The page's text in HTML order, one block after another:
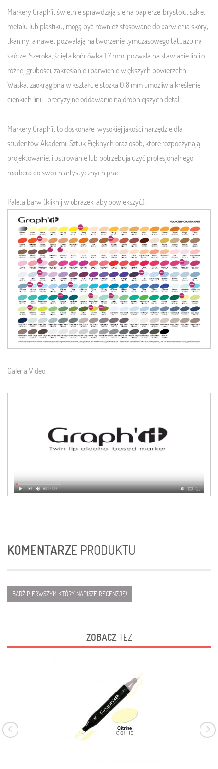
Markery Graph'it świetnie sprawdzają się na papierze, brystolu, szkle,
metalu lub plastiku, mogą być również stosowane do barwienia skóry,
tkaniny, a nawet pozwalają na tworzenie tymczasowego tatuażu na
skórze. Szeroka, ścięta końcówka 1,7 mm, pozwala na stawianie linii o
różnej grubości, zakreślanie i barwienie większych powierzchni.
Wąska, zaokrąglona w kształcie stożka 0,8 mm umożliwia kreślenie
cienkich linii i precyzyjne oddawanie najdrobniejszych detali.
Markery Graph'it to doskonałe, wysokiej jakości narzędzie dla
studentów Akademii Sztuk Pięknych oraz osób, które rozpoczynają
projektowanie, ilustrowanie lub potrzebują użyć profesjonalnego
markera do swoich artystycznych prac.
Paleta barw (kliknij w obrazek, aby powiększyć):
Galeria Video:
KOMENTARZE PRODUKTU
BĄDŹ PIERWSZYM KTÓRY NAPISZE RECENZJĘ!
ZOBACZTEŻ